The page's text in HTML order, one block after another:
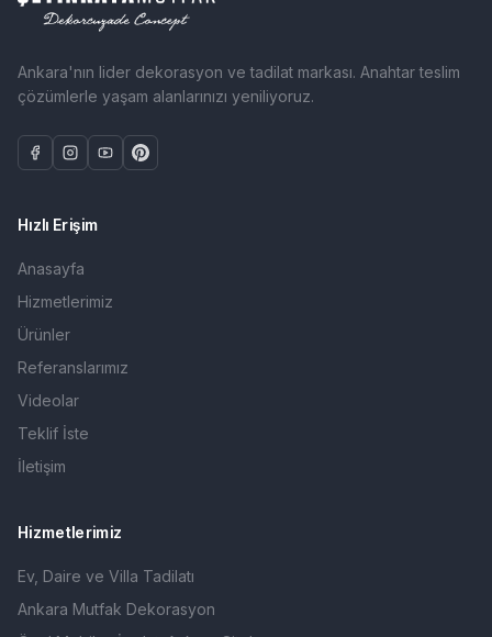
Ankara'nın lider dekorasyon ve tadilat markası. Anahtar teslim
çözümlerle yaşam alanlarınızı yeniliyoruz.
Hızlı Erişim
Anasayfa
Hizmetlerimiz
Ürünler
Referanslarımız
Videolar
Teklif İste
İletişim
Hizmetlerimiz
Ev, Daire ve Villa Tadilatı
Ankara Mutfak Dekorasyon